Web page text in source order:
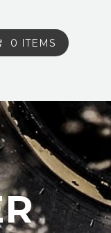
0 ITEMS